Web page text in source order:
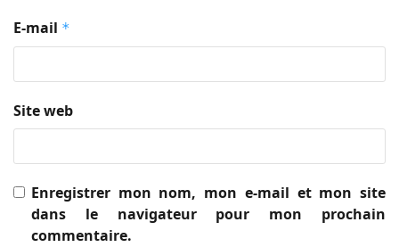
E-mail *
Site web
Enregistrer mon nom, mon e-mail et mon site
dans le navigateur pour mon prochain
commentaire.